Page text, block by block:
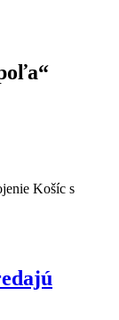
Košíc s